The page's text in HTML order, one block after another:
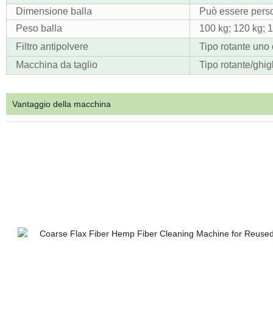
Dimensione balla
Può essere
Peso balla
100 kg; 120 kg;
Filtro antipolvere
Tipo rotante uno
Macchina da taglio
Tipo rotante/
Vantaggio della macchina